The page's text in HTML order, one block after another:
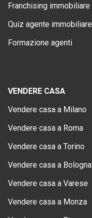
Franchising immobiliare
Quiz agente immobiliare
Formazione agenti
VENDERE CASA
Vendere casa a Milano
Vendere casa a Roma
Vendere casa a Torino
Vendere casa a Bologna
Vendere casa a Varese
Vendere casa a Monza